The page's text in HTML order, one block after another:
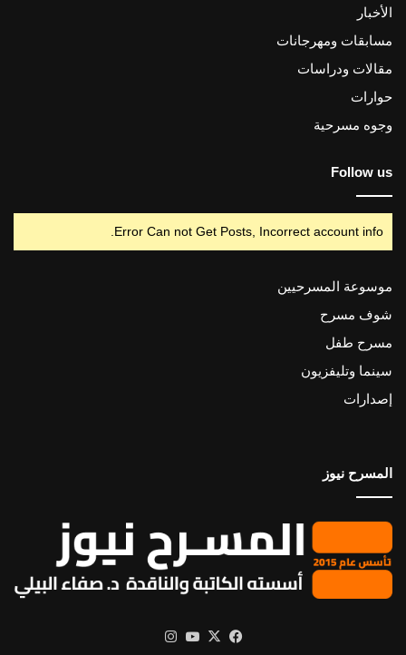
الأخبار
مسابقات ومهرجانات
مقالات ودراسات
حوارات
وجوه مسرحية
Follow us
Error Can not Get Posts, Incorrect account info.
موسوعة المسرحيين
شوف مسرح
مسرح طفل
سينما وتليفزيون
إصدارات
المسرح نيوز
فيسبوك
X يوتيوب